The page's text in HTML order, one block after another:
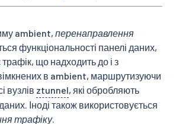
ambient, перенаправлення
функціональності панелі даних,
що надходить до і з
в ambient, маршрутизуючи
вузлів ztunnel, які обробляють
Іноді також використовується
трафіку.